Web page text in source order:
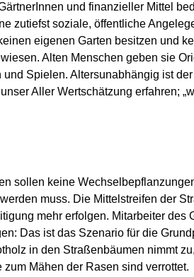
und finanzieller Mittel
zutiefst soziale, öffentliche
eigenen Garten besitzen und
Alten Menschen geben sie
und Spielen. Altersunabhängig ist
Aller Wertschätzung erfahren;
sollen keine
muss. Die Mittelstreifen der
mehr erfolgen. Mitarbeiter des
Das ist das Szenario für die
in den Straßenbäumen nimmt
Mähen der Rasen sind verrottet.